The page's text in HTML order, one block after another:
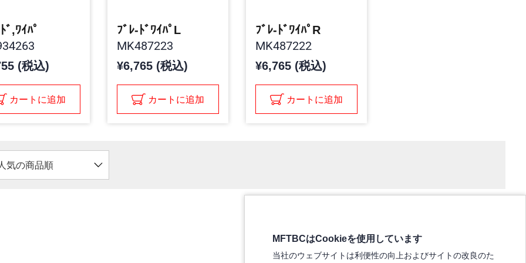
ﾞ,ﾜｲﾊﾟ
(税込)
カートに追加
ﾌﾞﾚ-ﾄﾞﾜｲﾊﾟL
MK487223
¥6,765 (税込)
カートに追加
ﾌﾞﾚ-ﾄﾞﾜｲﾊﾟR
MK487222
¥6,765 (税込)
カートに追加
人気の商品順
MFTBCはCookieを使用しています
当社のウェブサイトは利便性の向上およびサイトの改良のた